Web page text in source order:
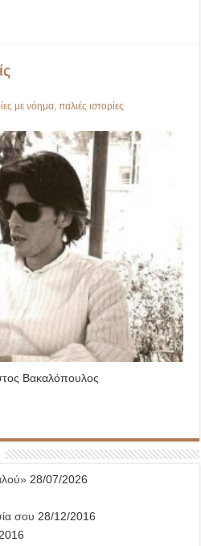
με νόημα,παλιές ιστορίες
Βακαλόπουλος
28/07/2026
σου 28/12/2016